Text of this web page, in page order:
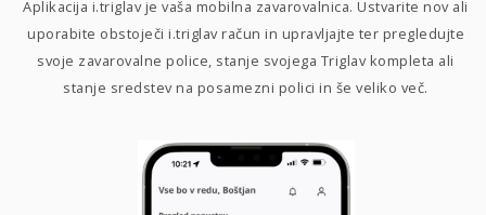
Aplikacija i.triglav je vaša mobilna zavarovalnica. Ustvarite nov ali
uporabite obstoječi i.triglav račun in upravljajte ter pregledujte
svoje zavarovalne police, stanje svojega Triglav kompleta ali
stanje sredstev na posamezni polici in še veliko več.